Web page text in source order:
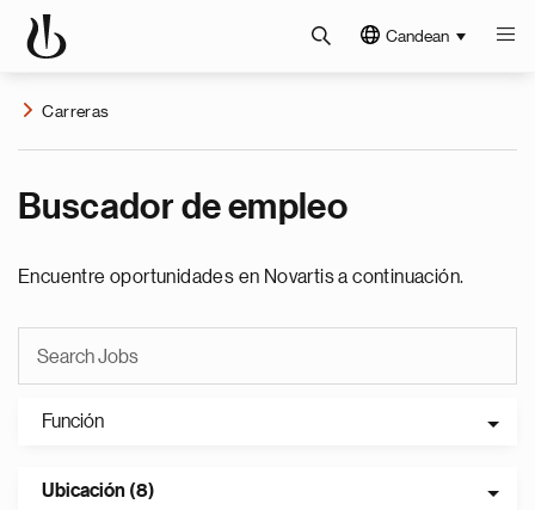
Candean
Carreras
Buscador de empleo
Encuentre oportunidades en Novartis a continuación.
Función
Ubicación (8)